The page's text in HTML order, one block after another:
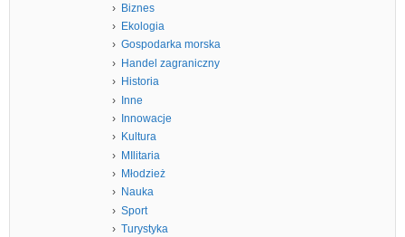
Biznes
Ekologia
Gospodarka morska
Handel zagraniczny
Historia
Inne
Innowacje
Kultura
MIlitaria
Młodzież
Nauka
Sport
Turystyka